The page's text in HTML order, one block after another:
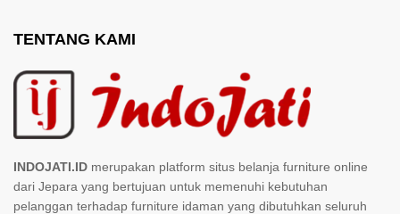
TENTANG KAMI
INDOJATI.ID merupakan platform situs belanja furniture online
dari Jepara yang bertujuan untuk memenuhi kebutuhan
pelanggan terhadap furniture idaman yang dibutuhkan seluruh